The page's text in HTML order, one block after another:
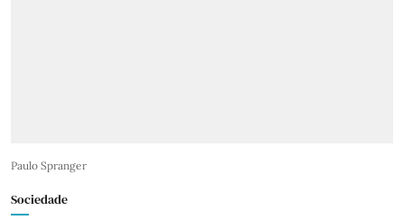
Paulo Spranger
Sociedade